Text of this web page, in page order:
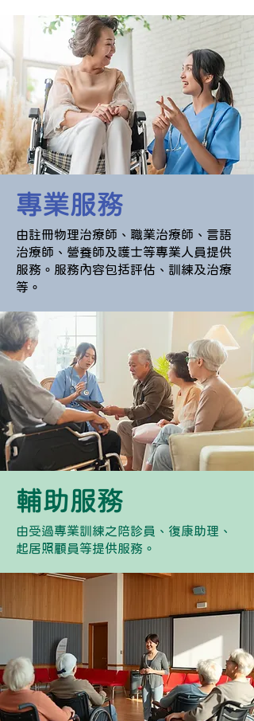
專業服務
由註冊物理治療師、職業治療師、言語
治療師、營養師及護士等專業人員提供
服務。服務內容包括評估、訓練及治療
等。
輔助服務
由受過專業訓練之陪診員、復康助理、
起居照顧員等提供服務。